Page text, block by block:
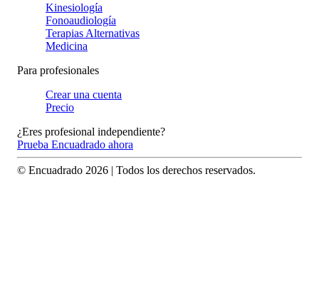
Kinesiología
Fonoaudiología
Terapias Alternativas
Medicina
Para profesionales
Crear una cuenta
Precio
¿Eres profesional independiente?
Prueba Encuadrado ahora
© Encuadrado 2026 | Todos los derechos reservados.